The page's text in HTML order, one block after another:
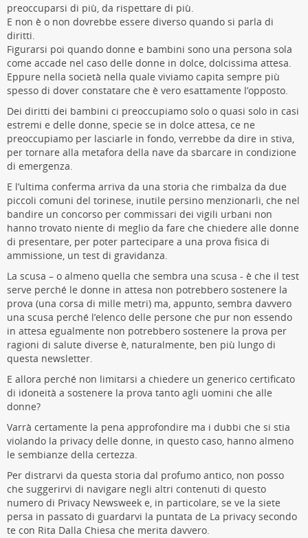
preoccuparsi di più, da rispettare di più.
E non è o non dovrebbe essere diverso quando si parla di
diritti.
Figurarsi poi quando donne e bambini sono una persona sola
come accade nel caso delle donne in dolce, dolcissima attesa.
Eppure nella società nella quale viviamo capita sempre più
spesso di dover constatare che è vero esattamente l’opposto.
Dei diritti dei bambini ci preoccupiamo solo o quasi solo in casi
estremi e delle donne, specie se in dolce attesa, ce ne
preoccupiamo per lasciarle in fondo, verrebbe da dire in stiva,
per tornare alla metafora della nave da sbarcare in condizione
di emergenza.
E l’ultima conferma arriva da una storia che rimbalza da due
piccoli comuni del torinese, inutile persino menzionarli, che nel
bandire un concorso per commissari dei vigili urbani non
hanno trovato niente di meglio da fare che chiedere alle donne
di presentare, per poter partecipare a una prova fisica di
ammissione, un test di gravidanza.
La scusa – o almeno quella che sembra una scusa - è che il test
serve perché le donne in attesa non potrebbero sostenere la
prova (una corsa di mille metri) ma, appunto, sembra davvero
una scusa perché l’elenco delle persone che pur non essendo
in attesa egualmente non potrebbero sostenere la prova per
ragioni di salute diverse è, naturalmente, ben più lungo di
questa newsletter.
E allora perché non limitarsi a chiedere un generico certificato
di idoneità a sostenere la prova tanto agli uomini che alle
donne?
Varrà certamente la pena approfondire ma i dubbi che si stia
violando la privacy delle donne, in questo caso, hanno almeno
le sembianze della certezza.
Per distrarvi da questa storia dal profumo antico, non posso
che suggerirvi di navigare negli altri contenuti di questo
numero di Privacy Newsweek e, in particolare, se ve la siete
persa in passato di guardarvi la puntata de La privacy secondo
te con Rita Dalla Chiesa che merita davvero.